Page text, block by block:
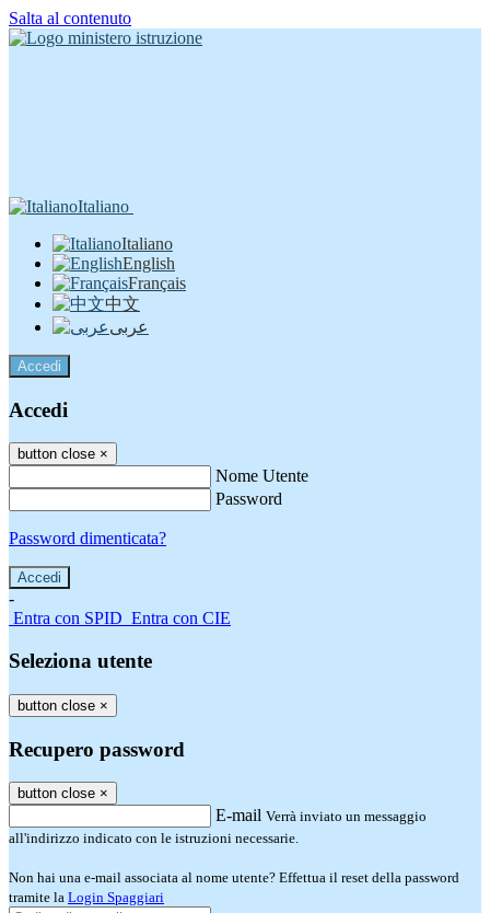
Salta al contenuto
Italiano
Italiano
English
Français
中文
عربى
Accedi
Accedi
button close ×
Nome Utente
Password
Password dimenticata?
-
Entra con SPID Entra con CIE
Seleziona utente
button close ×
Recupero password
button close ×
E-mail Verrà inviato un messaggio
all'indirizzo indicato con le istruzioni necessarie.
Non hai una e-mail associata al nome utente? Effettua il reset della password
tramite la Login Spaggiari